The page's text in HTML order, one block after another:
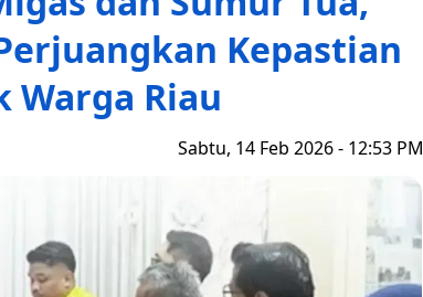
Kepastian
Warga Riau
Sabtu, 14 Feb 2026 - 12:53 PM